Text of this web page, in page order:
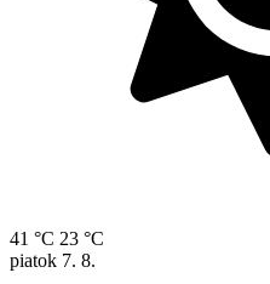
41 °C 23 °C
piatok 7. 8.